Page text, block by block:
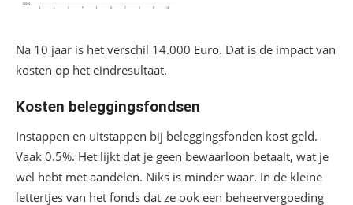
Na 10 jaar is het verschil 14.000 Euro. Dat is de impact van
kosten op het eindresultaat.
Kosten beleggingsfondsen
Instappen en uitstappen bij beleggingsfonden kost geld.
Vaak 0.5%. Het lijkt dat je geen bewaarloon betaalt, wat je
wel hebt met aandelen. Niks is minder waar. In de kleine
lettertjes van het fonds dat ze ook een beheervergoeding